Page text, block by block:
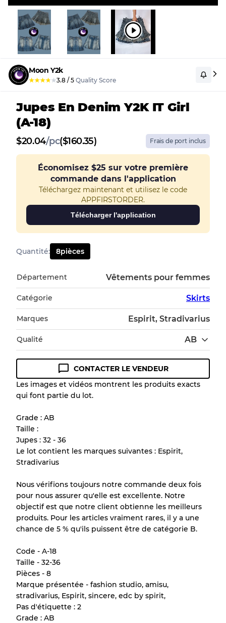
Moon Y2k
★★★★★3.8 / 5 Quality Score
Jupes En Denim Y2K IT Girl
(A-18)
$20.04/pc($160.35) Frais de port inclus
Économisez $25 sur votre première
commande dans l'application
Téléchargez maintenant et utilisez le code
APPFIRSTORDER.
Télécharger l'application
Quantité: 8pièces
Département Vêtements pour femmes
Catégorie Skirts
Marques Espirit, Stradivarius
Qualité AB
Guide des conditions
Tous les produits incluent un niveau de
de chaque article avant l'achat.
Il y a une marge d'erreur allant jusqu'à
en raison de la vente en gros
Notre système à 3 niveaux
Qualité A Presque neuf, usure légère
Qualité B
Qualité C Usure visible avec taches
CONTACTER LE VENDEUR
Les images et vidéos montrent les produits exacts
qui font partie du lot.
Grade : AB
Taille :
Jupes : 32 - 36
Le lot contient les marques suivantes : Espirit,
Stradivarius
Nous vérifions toujours notre commande deux fois
pour nous assurer qu'elle est excellente. Notre
objectif est que notre client obtienne les meilleurs
produits. Pour les articles vraiment rares, il y a une
chance de 5 % qu'ils puissent être de catégorie B.
Code - A-18
Taille - 32-36
Pièces - 8
Marque présentée - fashion studio, amisu,
stradivarius, Espirit, sincere, edc by spirit,
Pas d'étiquette : 2
Grade : AB